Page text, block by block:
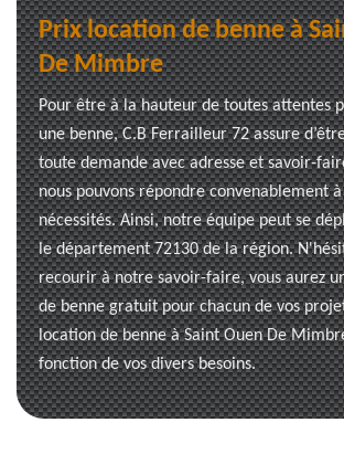
Prix location de benne à
De Mimbre
Pour être à la hauteur de toutes attentes
une benne, C.B Ferrailleur 72 assure
toute demande avec adresse et savoir-
nous pouvons répondre convenablement
nécessités. Ainsi, notre équipe peut se
le département 72130 de la région.
recourir à notre savoir-faire, vous aurez
de benne gratuit pour chacun de vos
location de benne à Saint Ouen De
fonction de vos divers besoins.